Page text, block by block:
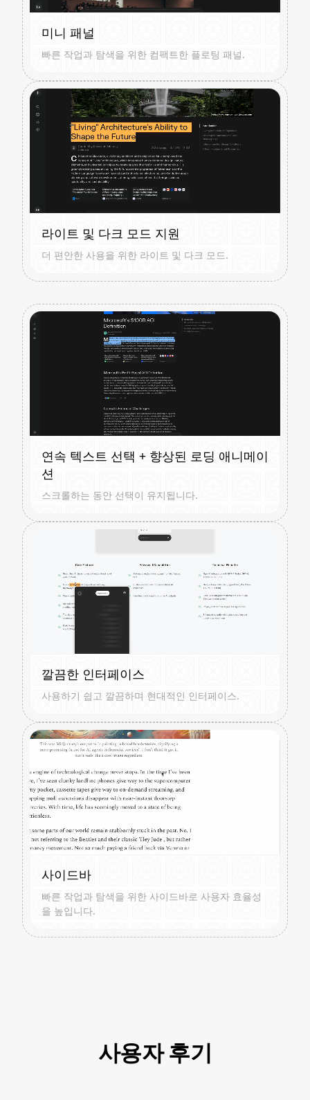
미니 패널
빠른 작업과 탐색을 위한 컴팩트한 플로팅 패널.
라이트 및 다크 모드 지원
더 편안한 사용을 위한 라이트 및 다크 모드.
연속 텍스트 선택 + 향상된 로딩 애니메이
션
스크롤하는 동안 선택이 유지됩니다.
깔끔한 인터페이스
사용하기 쉽고 깔끔하며 현대적인 인터페이스.
사이드바
빠른 작업과 탐색을 위한 사이드바로 사용자 효율성
을 높입니다.
사용자 후기